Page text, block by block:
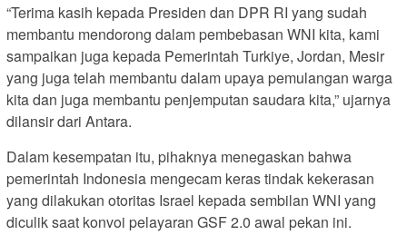
“Terima kasih kepada Presiden dan DPR RI yang sudah
membantu mendorong dalam pembebasan WNI kita, kami
sampaikan juga kepada Pemerintah Turkiye, Jordan, Mesir
yang juga telah membantu dalam upaya pemulangan warga
kita dan juga membantu penjemputan saudara kita,” ujarnya
dilansir dari Antara.
Dalam kesempatan itu, pihaknya menegaskan bahwa
pemerintah Indonesia mengecam keras tindak kekerasan
yang dilakukan otoritas Israel kepada sembilan WNI yang
diculik saat konvoi pelayaran GSF 2.0 awal pekan ini.